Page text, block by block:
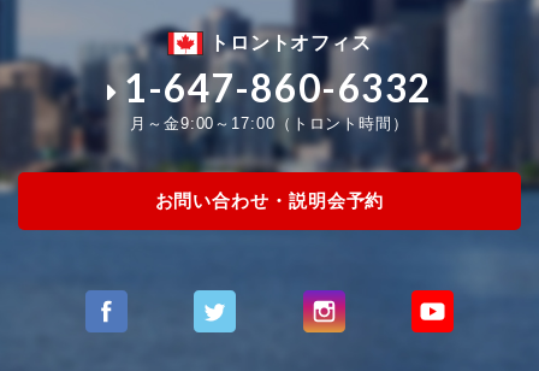
トロントオフィス
1-647-860-6332
月～金9:00～17:00（トロント時間）
お問い合わせ・説明会予約